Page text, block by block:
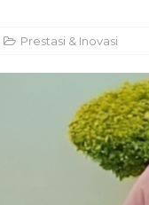
Prestasi & Inovasi